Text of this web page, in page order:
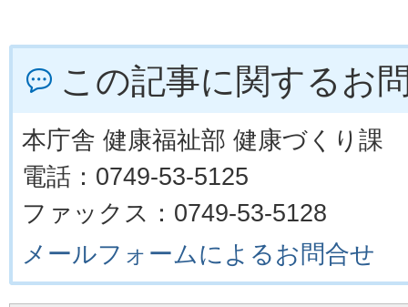
この記事に関するお
本庁舎 健康福祉部 健康づくり課
電話：0749-53-5125
ファックス：0749-53-5128
メールフォームによるお問合せ